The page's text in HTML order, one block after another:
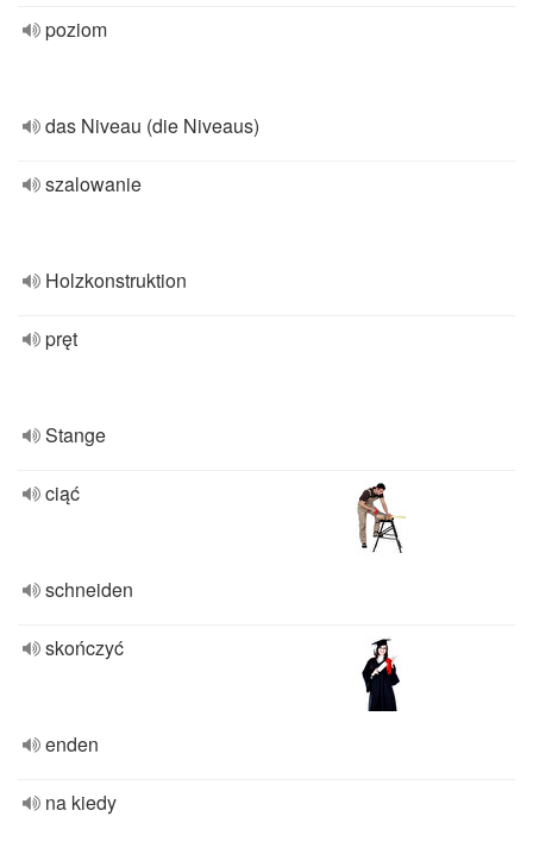
poziom
das Niveau (die Niveaus)
szalowanie
Holzkonstruktion
pręt
Stange
ciąć
schneiden
skończyć
enden
na kiedy